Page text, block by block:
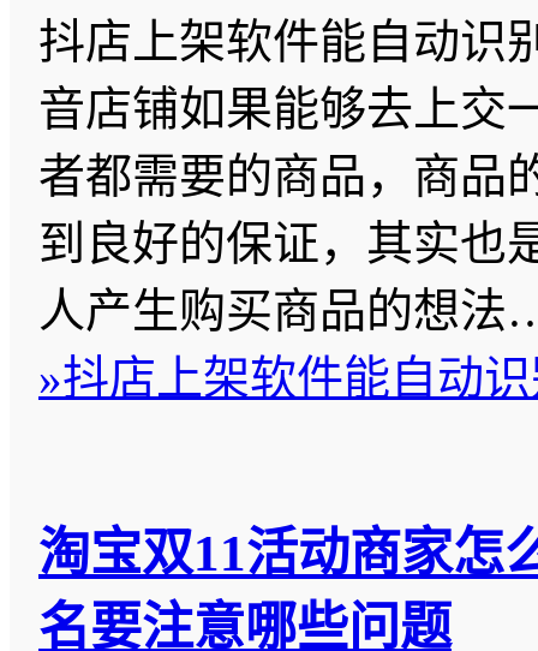
抖店上架软件能自动识
音店铺如果能够去上交
者都需要的商品，商品
到良好的保证，其实也
人产生购买商品的想
»抖店上架软件能自动
淘宝双11活动商家怎
名要注意哪些问题